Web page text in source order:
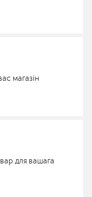
магазін
для вашага